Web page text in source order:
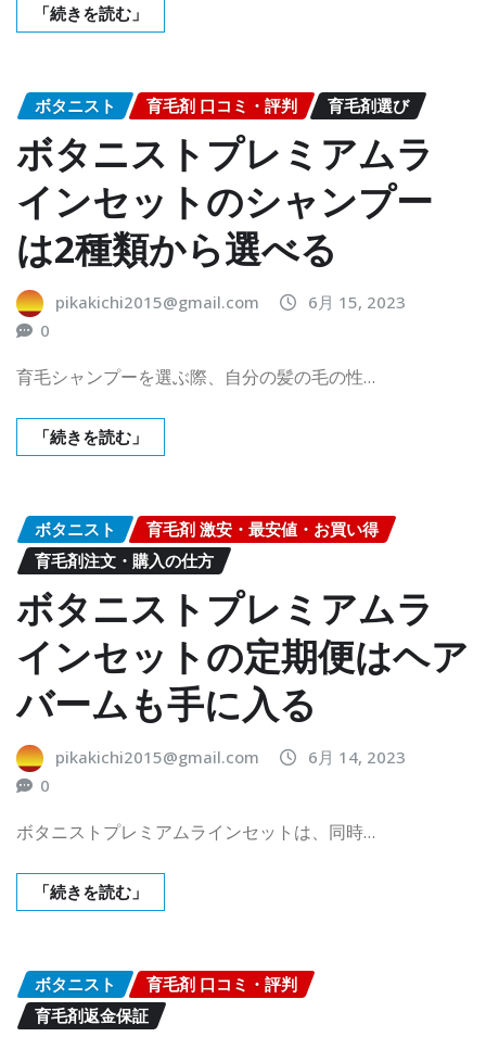
「続きを読む」
ボタニスト 育毛剤 口コミ・評判 育毛剤選び
ボタニストプレミアムラ
インセットのシャンプー
は2種類から選べる
pikakichi2015@gmail.com
6月 15, 2023
0
育毛シャンプーを選ぶ際、自分の髪の毛の性…
「続きを読む」
ボタニスト
育毛剤 激安・最安値・お買い得
育毛剤注文・購入の仕方
ボタニストプレミアムラ
インセットの定期便はヘア
バームも手に入る
pikakichi2015@gmail.com
6月 14, 2023
0
ボタニストプレミアムラインセットは、同時…
「続きを読む」
ボタニスト
育毛剤 口コミ・評判
育毛剤返金保証